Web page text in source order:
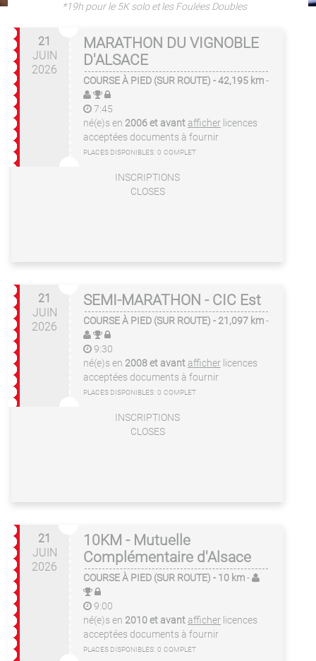
*19h pour le 5K solo et les Foulées Doubles
21
JUIN
2026
MARATHON DU VIGNOBLE
D'ALSACE
COURSE À PIED (SUR ROUTE) - 42,195 km-
7:45
né(e)s en 2006 et avantafficher licences
acceptées documents à fournir
PLACES DISPONIBLES: 0 COMPLET
INSCRIPTIONS
CLOSES
21
JUIN
2026
SEMI-MARATHON - CIC Est
COURSE À PIED (SUR ROUTE) - 21,097 km-
9:30
né(e)s en 2008 et avantafficher licences
acceptées documents à fournir
PLACES DISPONIBLES: 0 COMPLET
INSCRIPTIONS
CLOSES
21
JUIN
2026
10KM - Mutuelle
Complémentaire d'Alsace
COURSE À PIED (SUR ROUTE) - 10 km-
9:00
né(e)s en 2010 et avantafficher licences
acceptées documents à fournir
PLACES DISPONIBLES: 0 COMPLET